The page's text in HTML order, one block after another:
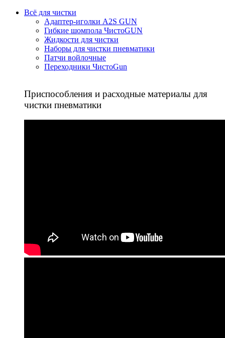
Всё для чистки
Адаптер-иголки A2S GUN
Гибкие шомпола ЧистоGUN
Жидкости для чистки
Наборы для чистки пневматики
Патчи войлочные
Переходники ЧистоGun
Приспособления и расходные материалы для
чистки пневматики